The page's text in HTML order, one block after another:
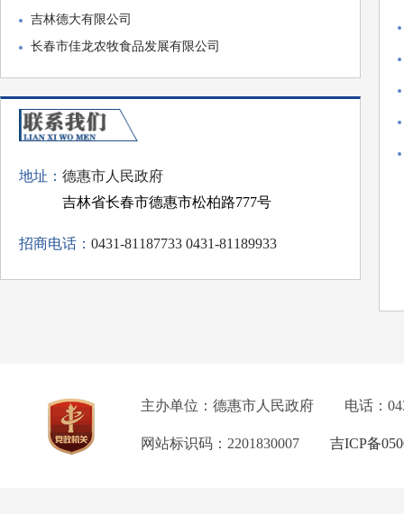
吉林德大有限公司
长春市佳龙农牧食品发展有限公司
地址： 德惠市人民政府
吉林省长春市德惠市松柏路777号
招商电话： 0431-81187733 0431-81189933
主办单位：德惠市人民政府 电话：
网站标识码：2201830007 吉ICP备